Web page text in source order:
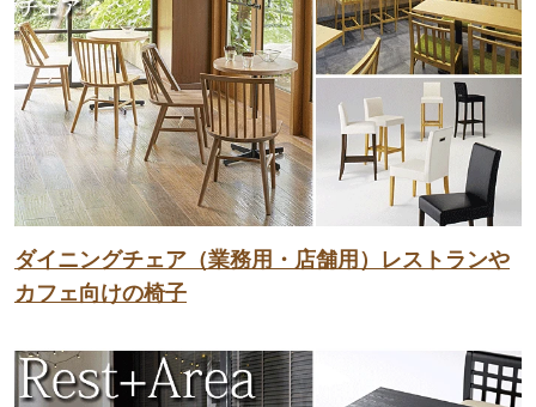
ダイニングチェア（業務用・店舗用）レストランや
カフェ向けの椅子